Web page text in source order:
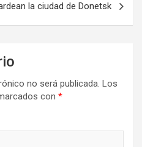
la ciudad de Donetsk
no será publicada. Los
con *